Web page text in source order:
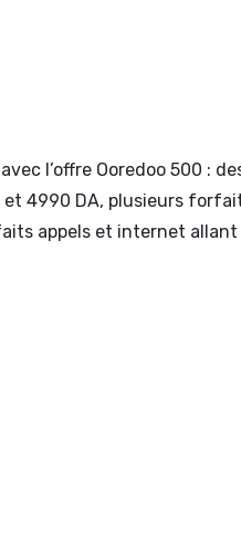
l’offre Ooredoo 500 :
4990 DA, plusieurs
appels et internet allant